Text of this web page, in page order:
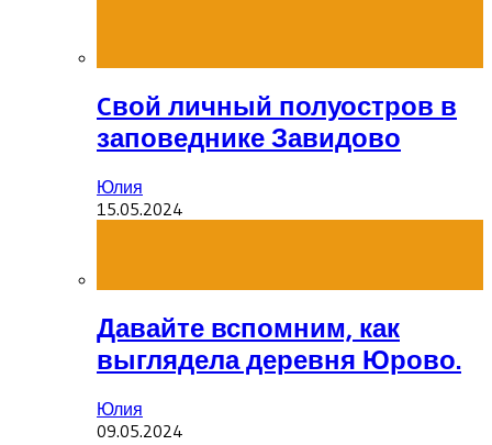
Cвой личный полуостров в
заповеднике Завидово
Юлия
15.05.2024
Давайте вспомним, как
выглядела деревня Юрово.
Юлия
09.05.2024